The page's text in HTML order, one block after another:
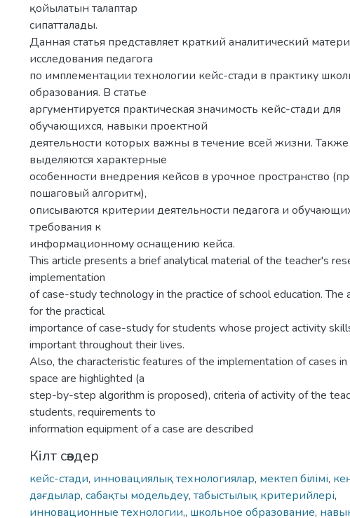
қойылатын талаптар
сипатталады.
Данная статья представляет краткий аналитический
исследования педагога
по имплементации технологии кейс-стади в практику
образования. В статье
аргументируется практическая значимость кейс-стади для
обучающихся, навыки проектной
деятельности которых важны в течение всей жизни. Также
выделяются характерные
особенности внедрения кейсов в урочное пространство
пошаговый алгоритм),
описываются критерии деятельности педагога и
требования к
информационному оснащению кейса.
This article presents a brief analytical material of the teacher's
implementation
of case-study technology in the practice of school education. The
for the practical
importance of case-study for students whose project activity
important throughout their lives.
Also, the characteristic features of the implementation of cases
space are highlighted (a
step-by-step algorithm is proposed), criteria of activity of the
students, requirements to
information equipment of a case are described
Кілт сөздер
кейс-стади, инновациялық технологиялар, мектеп білімі,
дағдылар, сабақты модельдеу, табыстылық критерийлері,
инновационные технологии,, школьное образование,